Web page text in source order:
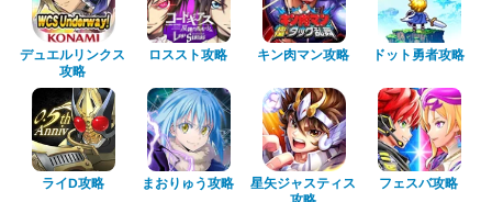
デュエルリンクス
攻略
ロススト攻略 キン肉マン攻略 ドット勇者攻略
ライD攻略 まおりゅう攻略 星矢ジャスティス フェスバ攻略